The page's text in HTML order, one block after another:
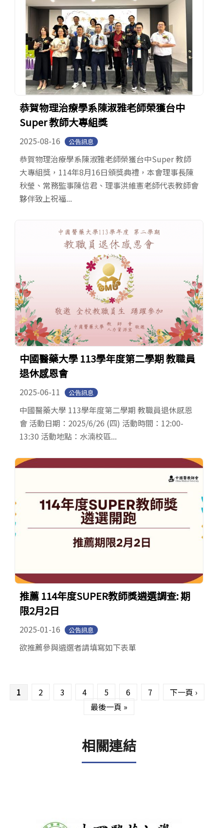
恭賀物理治療學系陳淑雅老師榮獲台中
Super 教師大專組獎
2025-08-16 公告訊息
恭賀物理治療學系陳淑雅老師榮獲台中Super 教師
大專組獎，114年8月16日頒獎典禮，本會理事長陳
秋瑩、常務監事陳信君、理事洪維憲老師代表教師會
夥伴致上祝福...
中國醫藥大學 113學年度第二學期 教職員
退休感恩會
2025-06-11 公告訊息
中國醫藥大學 113學年度第二學期 教職員退休感恩
會 活動日期：2025/6/26 (四) 活動時間：12:00-
13:30 活動地點：水湳校區...
推薦 114年度SUPER教師獎遴選調查: 期
限2月2日
2025-01-16 公告訊息
欲推薦參與遴選者請填寫如下表單
1 2 3 4 5 6 7
下一頁 ›
最後一頁 »
相關連結